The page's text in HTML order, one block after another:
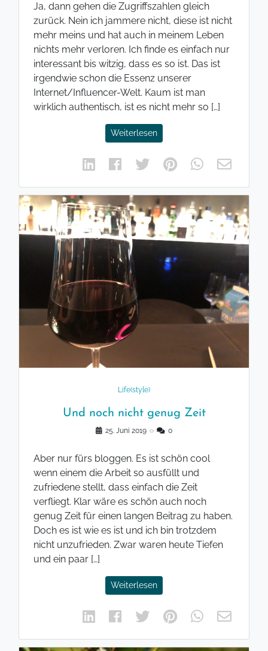
Ja, dann gehen die Zugriffszahlen gleich
zurück. Nein ich jammere nicht, diese ist nicht
mehr meins und hat auch in meinem Leben
nichts mehr verloren. Ich finde es einfach nur
interessant bis witzig, dass es so ist. Das ist
irgendwie schon die Essenz unserer
Internet/Influencer-Welt. Kaum ist man
wirklich authentisch, ist es nicht mehr so […]
Weiterlesen
Life(style)
Und noch nicht genug Zeit
25. Juni 2019 ◌ 0
Aber nur fürs bloggen. Es ist schön cool
wenn einem die Arbeit so ausfüllt und
zufriedene stellt, dass einfach die Zeit
verfliegt. Klar wäre es schön auch noch
genug Zeit für einen langen Beitrag zu haben.
Doch es ist wie es ist und ich bin trotzdem
nicht unzufrieden. Zwar waren heute Tiefen
und ein paar […]
Weiterlesen